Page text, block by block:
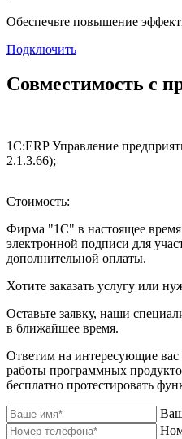
Обеспечьте повышение
Подключить
Совместимость с
1С:ERP Управление
2.1.3.66);
Стоимость:
Фирма "1С" в настоящее
электронной подписи для
дополнительной оплаты.
Хотите заказать услугу или
Оставьте заявку, наши
в ближайшее время.
Ответим на интересующие
работы программных
бесплатно протестировать